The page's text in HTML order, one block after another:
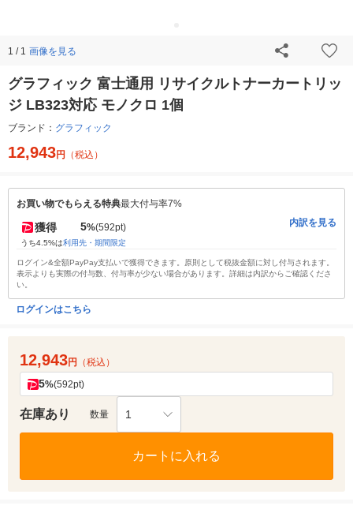
1 / 1 画像を見る
グラフィック 富士通用 リサイクルトナーカートリッ
ジ LB323対応 モノクロ 1個
ブランド： グラフィック
12,943円 （税込）
お買い物でもらえる特典最大付与率7%
獲得 5%(592pt)
うち4.5%は利用先・期間限定
内訳を見る
ログイン&全額PayPay支払いで獲得できます。原則として税抜金額に対し付与されます。
表示よりも実際の付与数、付与率が少ない場合があります。詳細は内訳からご確認くださ
い。
ログインはこちら
12,943円 （税込）
5%(592pt)
在庫あり 数量 1
カートに入れる